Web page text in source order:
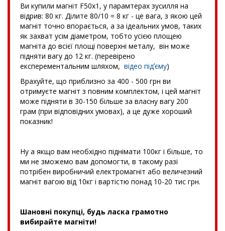
Ви купили магніт F50x1, у парамтерах зусилля на
відрив: 80 кг. Ділите 80/10 = 8 кг - це вага, з якою цей
магніт точно впорається, а за ідеальних умов, таких
як захват усім діаметром, тобто усією площею
магніта до всієї площі поверхні металу, він може
підняти вагу до 12 кг. (перевірено
експерементальним шляхом, відео підʼєму)
Врахуйте, що приблизно за 400 - 500 грн ви
отримуєте магніт з повним комплектом, і цей магніт
може підняти в 30-150 більше за власну вагу 200
грам (при відповідних умовах), а це дуже хороший
показник!
Ну а якщо вам необхідно піднімати 100кг і більше, то
ми не зможемо вам допомогти, в такому разі
потрібен виробничий електромагніт або величезний
магніт вагою від 10кг і вартістю понад 10-20 тис грн.
Шановні покупці, будь ласка грамотно
вибирайте магніти!